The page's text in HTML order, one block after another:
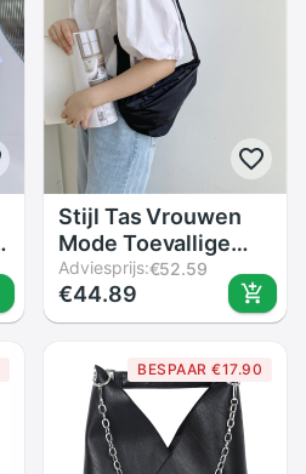
Stijl Tas Vrouwen
Mode Toevallige
Messenger Bag
Canvas Taille
Verpakking
Vrouwen Tassen
Crossbody Tassen
Voor vrouwen
Adviesprijs:€52.59
€44.89
BESPAAR €17.90